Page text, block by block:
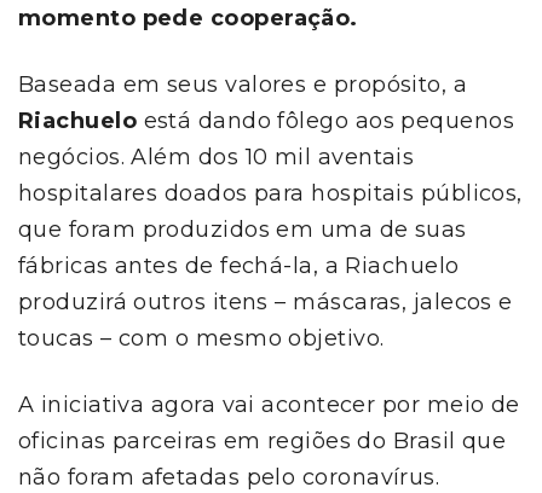
momento pede cooperação.
Baseada em seus valores e propósito, a
Riachuelo está dando fôlego aos pequenos
negócios. Além dos 10 mil aventais
hospitalares doados para hospitais públicos,
que foram produzidos em uma de suas
fábricas antes de fechá-la, a Riachuelo
produzirá outros itens– máscaras, jalecos e
toucas – com o mesmo objetivo.
A iniciativa agora vai acontecer por meio de
oficinas parceiras em regiões do Brasil que
não foram afetadas pelo coronavírus.